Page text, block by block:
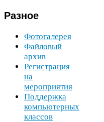
Разное
Фотогалерея
Файловый
архив
Регистрация
на
мероприятия
Поддержка
компьютерных
классов